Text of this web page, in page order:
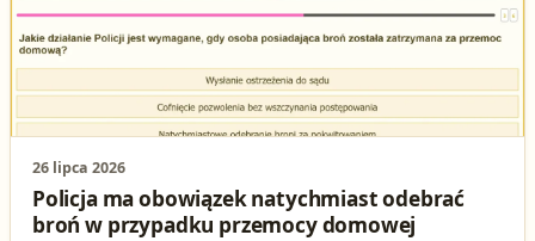
26 lipca 2026
Policja ma obowiązek natychmiast odebrać
broń w przypadku przemocy domowej